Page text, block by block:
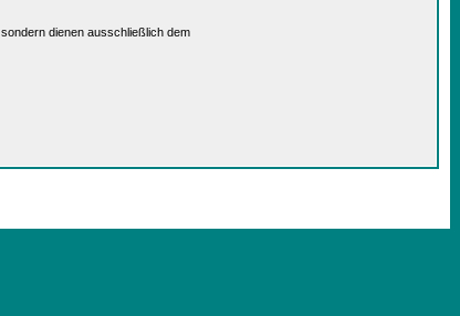
dienen ausschließlich dem